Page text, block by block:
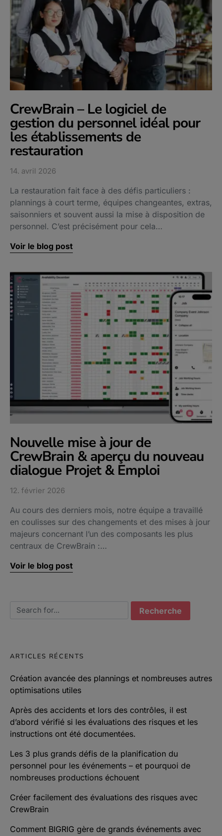
CrewBrain – Le logiciel de
gestion du personnel idéal pour
les établissements de
restauration
14. avril 2026
La restauration fait face à des défis particuliers :
plannings à court terme, équipes changeantes, extras,
saisonniers et souvent aussi la mise à disposition de
personnel. C’est précisément pour cela…
Voir le blog post
Nouvelle mise à jour de
CrewBrain & aperçu du nouveau
dialogue Projet & Emploi
12. février 2026
Au cours des derniers mois, notre équipe a travaillé
en coulisses sur des changements et des mises à jour
majeurs concernant l’un des composants les plus
centraux de CrewBrain :…
Voir le blog post
Search for:
ARTICLES RÉCENTS
Création avancée des plannings et nombreuses autres
optimisations utiles
Après des accidents et lors des contrôles, il est
d’abord vérifié si les évaluations des risques et les
instructions ont été documentées.
Les 3 plus grands défis de la planification du
personnel pour les événements – et pourquoi de
nombreuses productions échouent
Créer facilement des évaluations des risques avec
CrewBrain
Comment BIGRIG gère de grands événements avec